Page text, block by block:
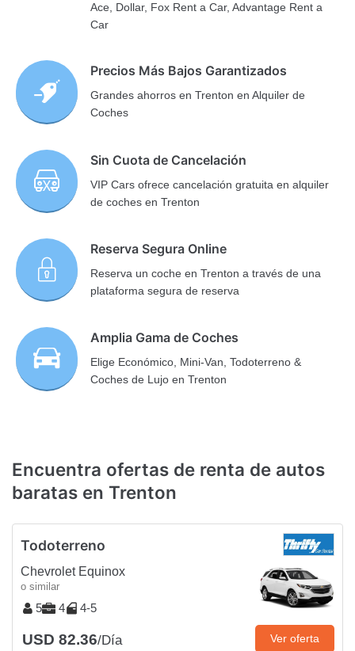
Ace, Dollar, Fox Rent a Car, Advantage Rent a
Car
Precios Más Bajos Garantizados
Grandes ahorros en Trenton en Alquiler de
Coches
Sin Cuota de Cancelación
VIP Cars ofrece cancelación gratuita en alquiler
de coches en Trenton
Reserva Segura Online
Reserva un coche en Trenton a través de una
plataforma segura de reserva
Amplia Gama de Coches
Elige Económico, Mini-Van, Todoterreno &
Coches de Lujo en Trenton
Encuentra ofertas de renta de autos
baratas en Trenton
Todoterreno
Chevrolet Equinox
o similar
5 4 4-5
USD 82.36/Día Ver oferta